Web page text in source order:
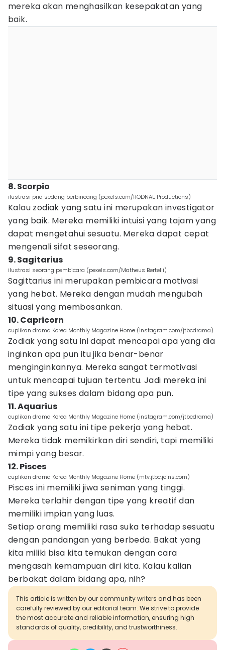
mereka akan menghasilkan kesepakatan yang
baik.
8. Scorpio
ilustrasi pria sedang berbincang (pexels.com/RODNAE Productions)
Kalau zodiak yang satu ini merupakan investigator
yang baik. Mereka memiliki intuisi yang tajam yang
dapat mengetahui sesuatu. Mereka dapat cepat
mengenali sifat seseorang.
9. Sagitarius
ilustrasi seorang pembicara (pexels.com/Matheus Bertelli)
Sagittarius ini merupakan pembicara motivasi
yang hebat. Mereka dengan mudah mengubah
situasi yang membosankan.
10. Capricorn
cuplikan drama Korea Monthly Magazine Home (instagram.com/jtbcdrama)
Zodiak yang satu ini dapat mencapai apa yang dia
inginkan apa pun itu jika benar-benar
menginginkannya. Mereka sangat termotivasi
untuk mencapai tujuan tertentu. Jadi mereka ini
tipe yang sukses dalam bidang apa pun.
11. Aquarius
cuplikan drama Korea Monthly Magazine Home (instagram.com/jtbcdrama)
Zodiak yang satu ini tipe pekerja yang hebat.
Mereka tidak memikirkan diri sendiri, tapi memiliki
mimpi yang besar.
12. Pisces
cuplikan drama Korea Monthly Magazine Home (mtv.jtbc.joins.com)
Pisces ini memiliki jiwa seniman yang tinggi.
Mereka terlahir dengan tipe yang kreatif dan
memiliki impian yang luas.
Setiap orang memiliki rasa suka terhadap sesuatu
dengan pandangan yang berbeda. Bakat yang
kita miliki bisa kita temukan dengan cara
mengasah kemampuan diri kita. Kalau kalian
berbakat dalam bidang apa, nih?
This article is written by our community writers and has been
carefully reviewed by our editorial team. We strive to provide
the most accurate and reliable information, ensuring high
standards of quality, credibility, and trustworthiness.